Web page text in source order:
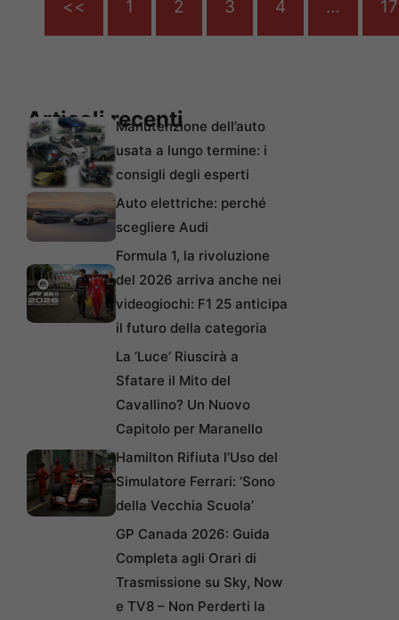
<< 1 2 3 4 …
Articoli recentiManutenzione dell’auto
usata a lungo termine: i
consigli degli esperti
Auto elettriche: perché
scegliere Audi
Formula 1, la rivoluzione
del 2026 arriva anche nei
videogiochi: F1 25 anticipa
il futuro della categoria
La ‘Luce’ Riuscirà a
Sfatare il Mito del
Cavallino? Un Nuovo
Capitolo per Maranello
Hamilton Rifiuta l’Uso del
Simulatore Ferrari: ‘Sono
della Vecchia Scuola’
GP Canada 2026: Guida
Completa agli Orari di
Trasmissione su Sky, Now
e TV8 – Non Perderti la